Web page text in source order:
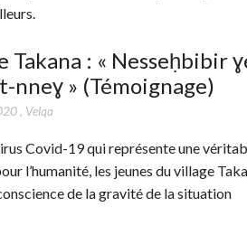
Takana : « Nesseḥbibir
nneɣ » (Témoignage)
, Velqa
Covid-19 qui représente une
l’humanité, les jeunes du village
de la gravité de la situation